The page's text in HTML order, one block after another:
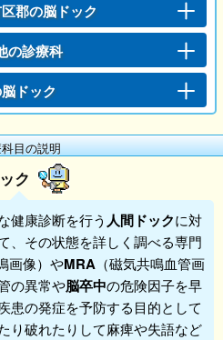
郡の脳ドック
の診療科
ドック
目の説明
ク
健康診断を行う 人間ドックに対
、その状態を詳しく調べる専門
画像）やMRA （磁気共鳴血管画
の異常や脳卒中の危険因子を早
患の発症を予防する目的として
り破れたりして麻痺や失語など